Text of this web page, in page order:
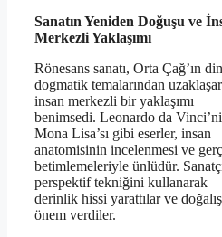
Sanatın Yeniden Doğuşu ve
Merkezli Yaklaşımı
Rönesans sanatı, Orta Çağ’ın
dogmatik temalarından
insan merkezli bir yaklaşımı
benimsedi. Leonardo da
Mona Lisa’sı gibi eserler, insan
anatomisinin incelenmesi ve
betimlemeleriyle ünlüdür.
perspektif tekniğini kullanarak
derinlik hissi yarattılar ve
önem verdiler.